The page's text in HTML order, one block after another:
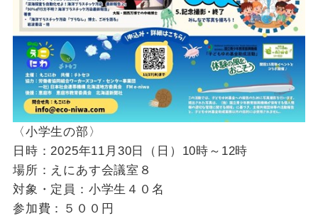
〈小学生の部〉
日時：2025年11月30日（日）10時～12時
場所：えにあす会議室８
対象・定員：小学生４０名
参加費：５００円